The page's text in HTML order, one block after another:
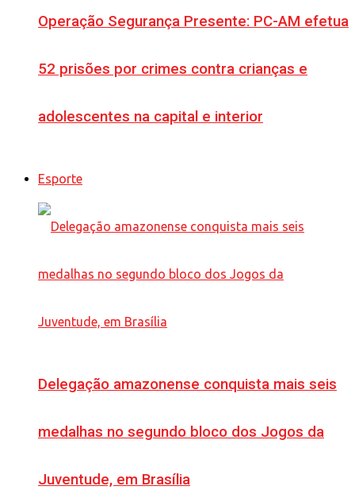
Operação Segurança Presente: PC-AM efetua
52 prisões por crimes contra crianças e
adolescentes na capital e interior
Esporte
Delegação amazonense conquista mais seis
medalhas no segundo bloco dos Jogos da
Juventude, em Brasília